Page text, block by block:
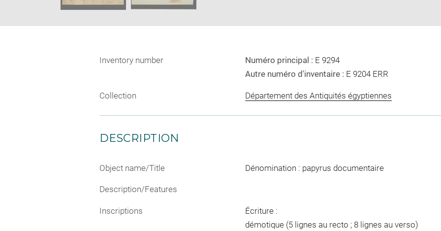
Inventory number Numéro principal : E 9294
Autre numéro d'inventaire : E 9204 ERR
Collection Département des Antiquités égyptiennes
DESCRIPTION
Object name/Title Dénomination : papyrus documentaire
Description/Features
Inscriptions
Écriture :
démotique (5 lignes au recto ; 8 lignes au verso)